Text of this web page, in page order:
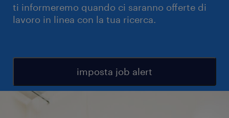
ti informeremo quando ci saranno offerte di
lavoro in linea con la tua ricerca.
imposta job alert